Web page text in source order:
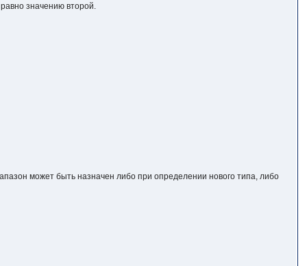
значению второй.
может быть назначен либо при определении нового типа, либо